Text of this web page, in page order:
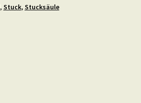
, Stuck, Stucksäule